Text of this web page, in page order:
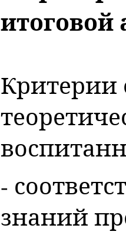
итоговой
Критерии
-
знаний